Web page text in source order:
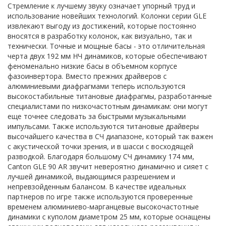
Стремление к лучшему звуку означает упорный труд и
использование новейших технологий. Колонки серии GLE
извлекают выгоду из достижений, которые постоянно
вносятся в разработку колонок, как визуально, так и
технически. Точные и мощные басы - это отличительная
черта двух 192 мм НЧ динамиков, которые обеспечивают
феноменально низкие басы в объемном корпусе
фазоинвертора. Вместо прежних драйверов с
алюминиевыми диафрагмами теперь используются
высокостабильные титановые диафрагмы, разработанные
специалистами по низкочастотным динамикам: они могут
еще точнее следовать за быстрыми музыкальными
импульсами. Также используются титановые драйверы
высочайшего качества в СЧ диапазоне, который так важен
с акустической точки зрения, и в шасси с восходящей
разводкой. Благодаря большому СЧ динамику 174 мм,
Canton GLE 90 AR звучит невероятно динамично и сияет с
лучшей динамикой, выдающимся разрешением и
непревзойденным балансом. В качестве идеальных
партнеров по игре также используются проверенные
временем алюминиево-марганцевые высокочастотные
динамики с куполом диаметром 25 мм, которые оснащены